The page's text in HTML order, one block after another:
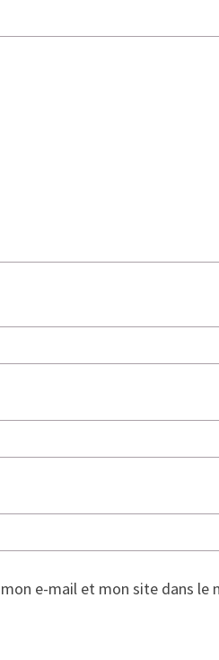
e-mail et mon site dans le